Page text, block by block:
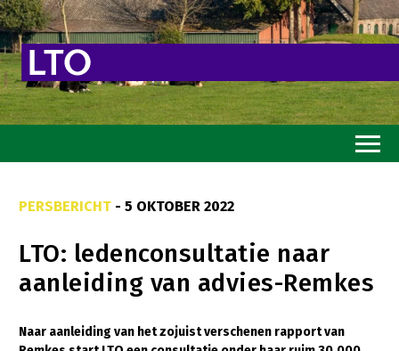
Goed eten
Mooi groen
Sterk ondernemerschap
PERSBERICHT - 5 OKTOBER 2022
LTO: ledenconsultatie naar
aanleiding van advies-Remkes
Naar aanleiding van het zojuist verschenen rapport van